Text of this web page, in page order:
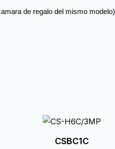
de regalo del mismo modelo)
CSBC1C